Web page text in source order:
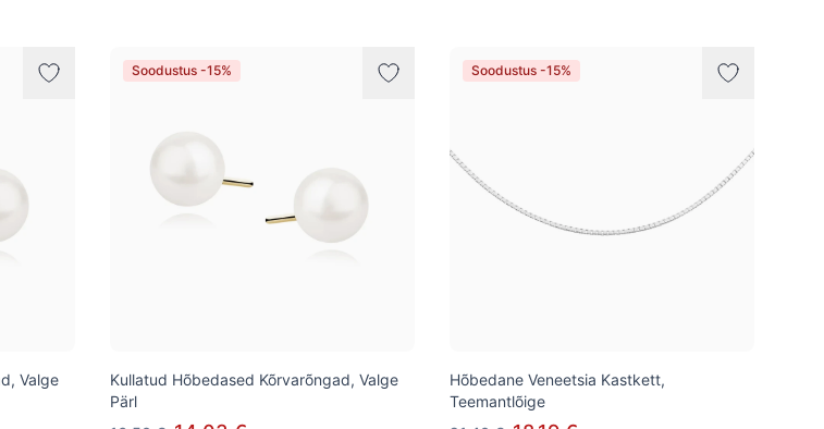
Valge
Soodustus -15%
Kullatud Hõbedased Kõrvarõngad, Valge
Pärl
Soodustus -15%
Hõbedane Veneetsia Kastkett,
Teemantlõige